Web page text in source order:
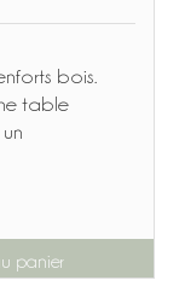
bois.
table
panier